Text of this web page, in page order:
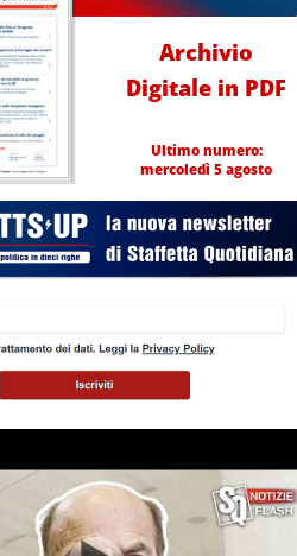
Archivio
Digitale in PDF
Ultimo numero:
mercoledì 5 agosto